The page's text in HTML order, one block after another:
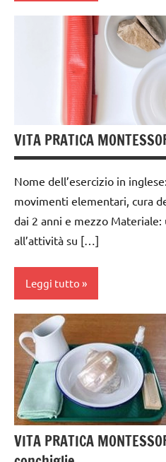
TUTTI GLI
dell'ambiente
dai
anni
DIDATTICA
MONTESSORI
TUTTI GLI
ARGOMENTI
TUTTI GLI
ARTICOLI
VITA
PRATICA
VITA PRATICA
Nome dell’esercizio in
movimenti elementari, cura
dai 2 anni e mezzo
all’attività su […]
Leggi tutto
cura
dell'ambiente
da 0
a 3
anni
3 ai
VITA PRATICA